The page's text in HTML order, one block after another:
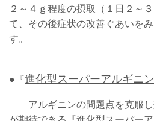
２～４ｇ程度の摂取（１日２～
て、その後症状の改善ぐあいを
す。
●『進化型スーパーアルギニ
アルギニンの問題点を克服し